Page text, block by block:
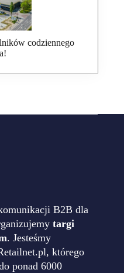
codziennego
B2B dla
targi
. Jesteśmy
którego
ponad 6000